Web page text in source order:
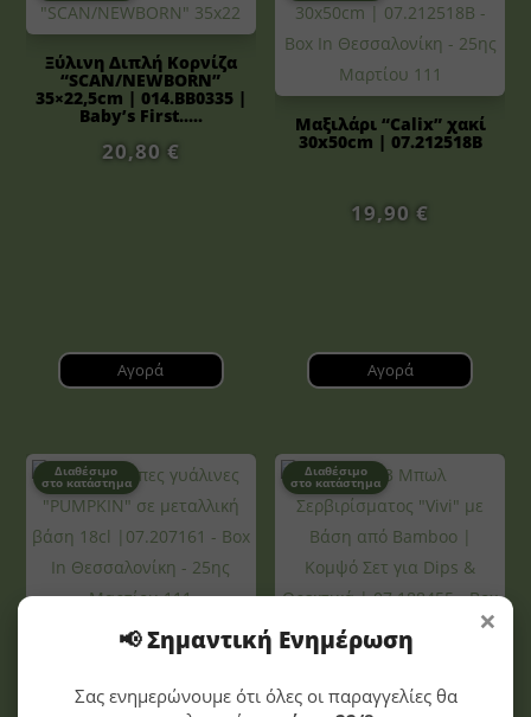
Ξύλινη Διπλή Κορνίζα
“SCAN/NEWBORN”
35×22,5cm | 014.BB0335 |
Baby’s First.....
20,80 €
Αγορά
Μαξιλάρι “Calix” χακί
30x50cm | 07.212518B
19,90€
Αγορά
Διαθέσιμο
στο κατάστημα
Σετ 4 Κούπες γυάλινες
βάση 18cl |07.207161
Διαθέσιμο
στο κατάστημα
Σετ 3 Μπωλ
×
📢 Σημαντική Ενημέρωση
Σας ενημερώνουμε ότι όλες οι παραγγελίες θα